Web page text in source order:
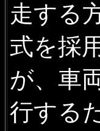
走する
式を採
が、車
行する